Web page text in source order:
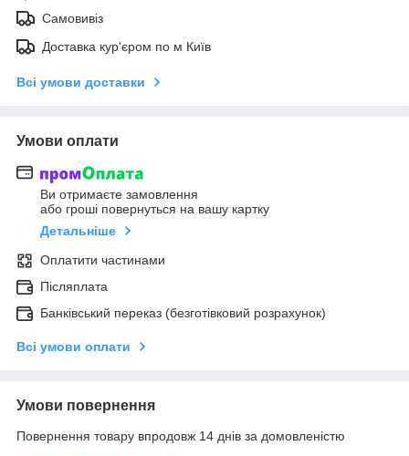
Самовивіз
Доставка кур'єром по м Київ
Всі умови доставки
Умови оплати
Ви отримаєте замовлення
або гроші повернуться на вашу картку
Детальніше
Оплатити частинами
Післяплата
Банківський переказ (безготівковий розрахунок)
Всі умови оплати
Умови повернення
Повернення товару впродовж 14 днів за домовленістю